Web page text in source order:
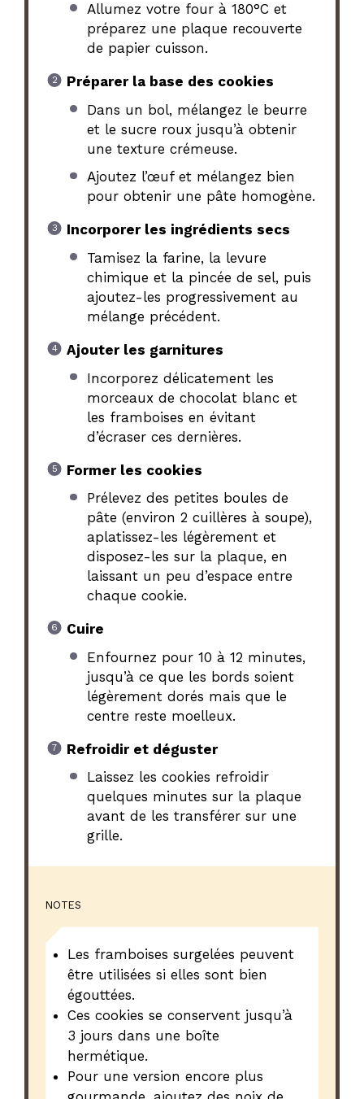
Allumez votre four à 180°C et
préparez une plaque recouverte
de papier cuisson.
Préparer la base des cookies
Dans un bol, mélangez le beurre
et le sucre roux jusqu’à obtenir
une texture crémeuse.
Ajoutez l’œuf et mélangez bien
pour obtenir une pâte homogène.
Incorporer les ingrédients secs
Tamisez la farine, la levure
chimique et la pincée de sel, puis
ajoutez-les progressivement au
mélange précédent.
Ajouter les garnitures
Incorporez délicatement les
morceaux de chocolat blanc et
les framboises en évitant
d’écraser ces dernières.
Former les cookies
Prélevez des petites boules de
pâte (environ 2 cuillères à soupe),
aplatissez-les légèrement et
disposez-les sur la plaque, en
laissant un peu d’espace entre
chaque cookie.
Cuire
Enfournez pour 10 à 12 minutes,
jusqu’à ce que les bords soient
légèrement dorés mais que le
centre reste moelleux.
Refroidir et déguster
Laissez les cookies refroidir
quelques minutes sur la plaque
avant de les transférer sur une
grille.
NOTES
Les framboises surgelées peuvent
être utilisées si elles sont bien
égouttées.
Ces cookies se conservent jusqu’à
3 jours dans une boîte
hermétique.
Pour une version encore plus